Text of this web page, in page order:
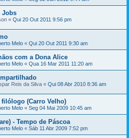
Jobs
« Qui 20 Out 2011 9:56 pm
Melo « Qui 20 Out 2011 9:30 am
com a Dona Alice
Melo « Qua 16 Mar 2011 11:20 am
Reis da Silva « Qui 08 Abr 2010 8:36 am
(Carro Velho)
Melo « Seg 04 Mai 2009 10:45 am
- Tempo de Páscoa
Melo « Sáb 11 Abr 2009 7:52 pm